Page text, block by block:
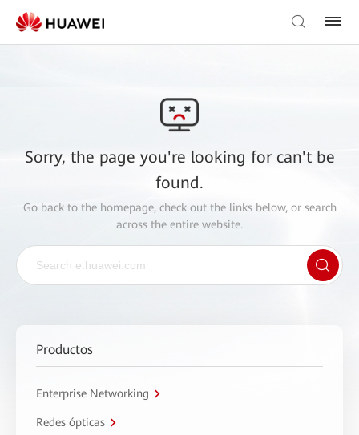
Sorry, the page you're looking for can't be
found.
Go back to the homepage, check out the links below, or search
across the entire website.
Productos
Enterprise Networking
Redes ópticas